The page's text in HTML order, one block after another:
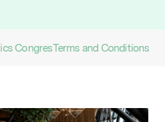
CongresTerms and Conditions